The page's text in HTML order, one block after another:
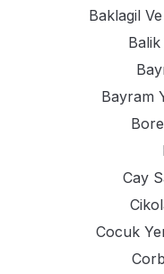
Baklagil
Bayram
Cay
Cocuk